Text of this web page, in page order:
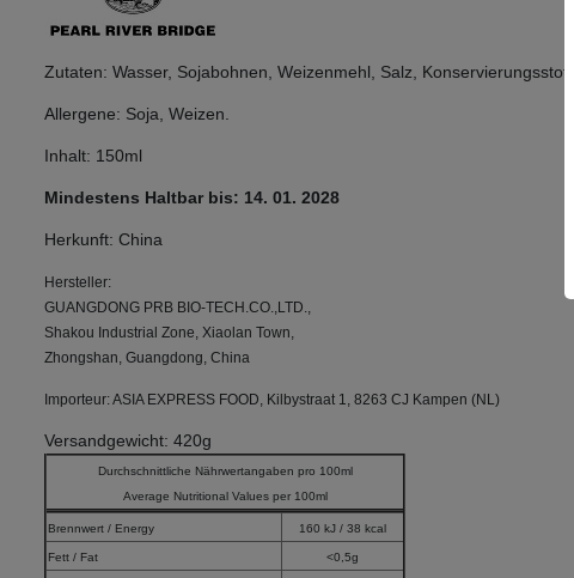
Zutaten: Wasser, Sojabohnen, Weizenmehl, Salz,
Allergene: Soja, Weizen.
Inhalt: 150ml
Mindestens Haltbar bis: 14. 01. 2028
Herkunft: China
Hersteller:
GUANGDONG PRB BIO-TECH.CO.,LTD.,
Shakou Industrial Zone, Xiaolan Town,
Zhongshan, Guangdong, China
Importeur: ASIA EXPRESS FOOD, Kilbystraat 1, 8263 CJ Kampen (NL)
Versandgewicht: 420g
Durchschnittliche Nährwertangaben pro 100ml
Average Nutritional Values per 100ml
Brennwert / Energy 160 kJ / 38 kcal
Fett / Fat <0,5g